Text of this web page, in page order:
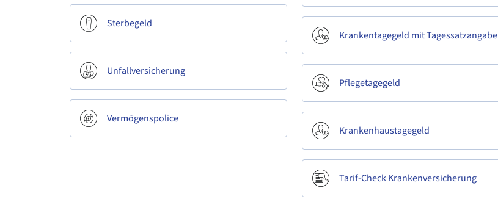
Sterbegeld
Unfallversicherung
Vermögenspolice
Krankentagegeld mit Tagessatzangabe
Pflegetagegeld
Krankenhaustagegeld
Tarif-Check Krankenversicherung